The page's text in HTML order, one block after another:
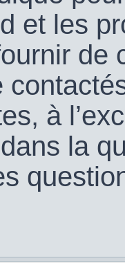
et les
de
à
la